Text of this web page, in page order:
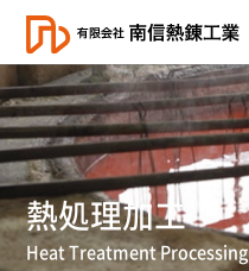
熱処理加工
Heat Treatment Processing